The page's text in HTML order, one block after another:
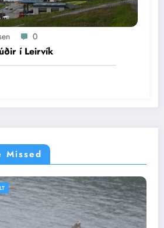
0
í Leirvík
Missed
IKKI BÓLKAÐ VEÐRIÐ